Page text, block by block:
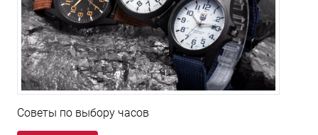
Советы по выбору часов